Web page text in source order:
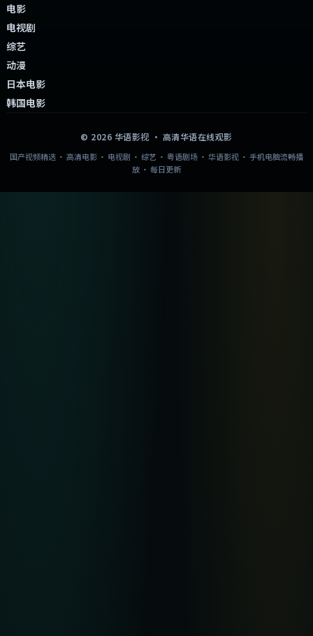
电影
电视剧
综艺
动漫
日本电影
韩国电影
© 2026 华语影视 · 高清华语在线观影
国产视频精选 · 高清电影 · 电视剧 · 综艺 · 粤语剧场 · 华语影视 · 手机电脑流畅播
放 · 每日更新